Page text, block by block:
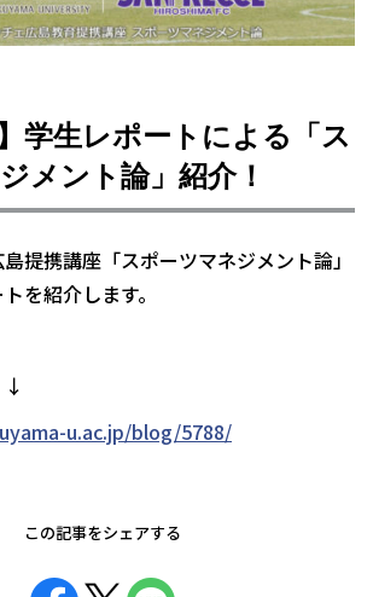
学生レポートによる「ス
メント論」紹介！
提携講座「スポーツマネジメント論」
を紹介します。
u.ac.jp/blog/5788/
この記事をシェアする